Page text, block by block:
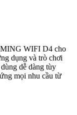
WIFI D4 cho
dụng và trò chơi
dễ dàng tùy
mọi nhu cầu từ